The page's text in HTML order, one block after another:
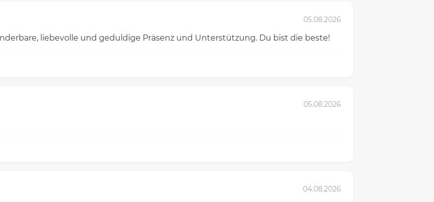
05.08.2026
liebevolle und geduldige Präsenz und Unterstützung. Du bist die beste!
05.08.2026
04.08.2026